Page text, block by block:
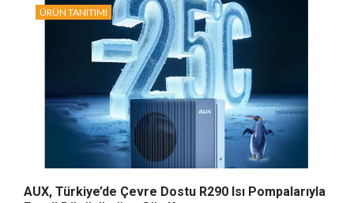
ÜRÜN TANITIMI
AUX, Türkiye’de Çevre Dostu R290 Isı Pompalarıyla